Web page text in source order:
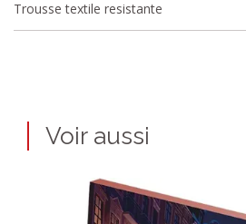
Trousse textile resistante
Voir aussi